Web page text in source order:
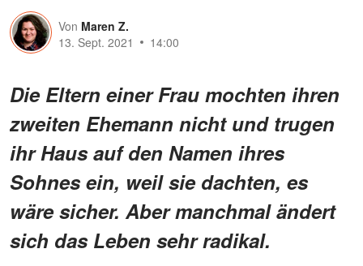
Von Maren Z.
13. Sept. 2021
14:00
Die Eltern einer Frau mochten ihren
zweiten Ehemann nicht und trugen
ihr Haus auf den Namen ihres
Sohnes ein, weil sie dachten, es
wäre sicher. Aber manchmal ändert
sich das Leben sehr radikal.